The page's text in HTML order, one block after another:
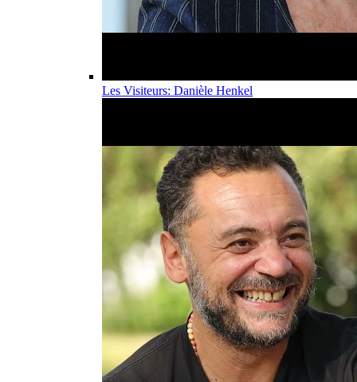
Les Visiteurs: Danièle Henkel